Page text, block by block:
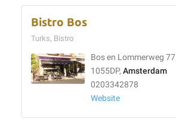
Bistro Bos
Turks, Bistro
Bos en Lommerweg 77
1055DP, Amsterdam
0203342878
Website